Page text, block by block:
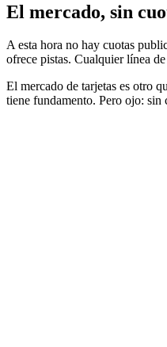
El mercado, sin
A esta hora no hay cuotas
ofrece pistas. Cualquier línea
El mercado de tarjetas es otro
tiene fundamento. Pero ojo: sin